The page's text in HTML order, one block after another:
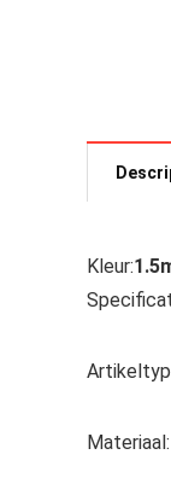
Kleur: